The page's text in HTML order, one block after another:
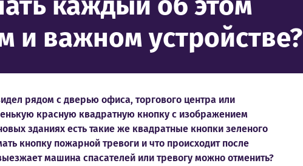
и важном устройстве?
рядом с дверью офиса, торгового центра или
красную квадратную кнопку с изображением
зданиях есть такие же квадратные кнопки зеленого
кнопку пожарной тревоги и что происходит после
машина спасателей или тревогу можно отменить?